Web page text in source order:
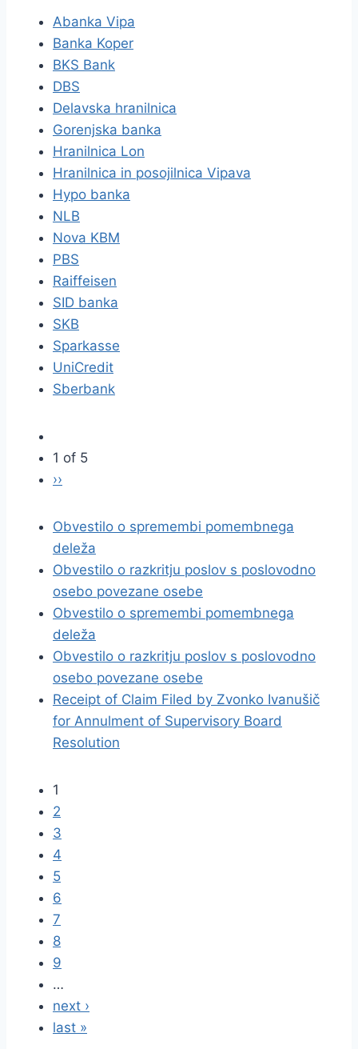
Abanka Vipa
Banka Koper
BKS Bank
DBS
Delavska hranilnica
Gorenjska banka
Hranilnica Lon
Hranilnica in posojilnica Vipava
Hypo banka
NLB
Nova KBM
PBS
Raiffeisen
SID banka
SKB
Sparkasse
UniCredit
Sberbank
1 of 5
››
Obvestilo o spremembi pomembnega
deleža
Obvestilo o razkritju poslov s poslovodno
osebo povezane osebe
Obvestilo o spremembi pomembnega
deleža
Obvestilo o razkritju poslov s poslovodno
osebo povezane osebe
Receipt of Claim Filed by Zvonko Ivanušič
for Annulment of Supervisory Board
Resolution
1
2
3
4
5
6
7
8
9
…
next ›
last »